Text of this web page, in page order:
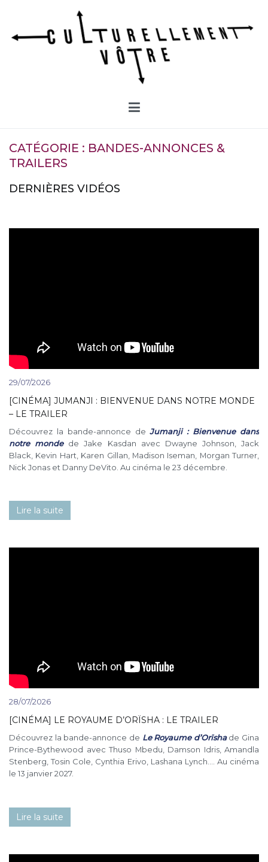
contenu
CATÉGORIE : BANDES-ANNONCES &
TRAILERS
DERNIÈRES VIDÉOS
29/07/2026
[CINÉMA] JUMANJI : BIENVENUE DANS NOTRE MONDE
– LE TRAILER
Découvrez la bande-annonce de Jumanji : Bienvenue dans
notre mondede Jake Kasdan avec Dwayne Johnson, Jack
Black, Kevin Hart, Karen Gillan, Madison Iseman, Morgan Turner,
Nick Jonas et Danny DeVito. Au cinéma le 23 décembre.
Lire la suite
28/07/2026
[CINÉMA] LE ROYAUME D’ORÏSHA : LE TRAILER
Découvrez la bande-annonce de Le Royaume d’Orïshade Gina
Prince-Bythewood avec Thuso Mbedu, Damson Idris, Amandla
Stenberg, Tosin Cole, Cynthia Erivo, Lashana Lynch…. Au cinéma
le 13 janvier 2027.
Lire la suite